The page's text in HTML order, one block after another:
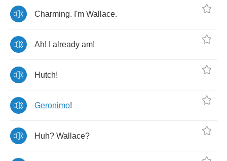
Charming. I'm Wallace.
Ah! already am!
Hutch!
Geronimo!
Huh? Wallace?